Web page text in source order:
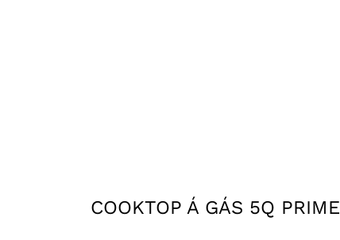
COOKTOP Á GÁS 5Q PRIME